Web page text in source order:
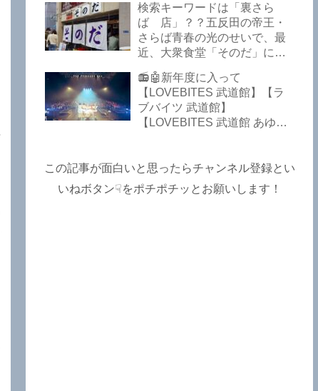
Of Control】【LOVEBITES
The Eve Of Change】
玉てやんでい、D-A-Dの新
曲、ブルース・ディッキンソ
ン情報などです～しながわロ
ックラジオ【追記複数あり】
検索キーワードは「裏さら
ば 店」？？五反田の帝王・
さらば青春の光のせいで、最
近、大衆食堂「そのだ」に入
よ…【さらば青春の光 五反田
グルメ】
📻🤖新年度に入って
【LOVEBITES 武道館】【ラ
ブバイツ 武道館】
【LOVEBITES 武道館 あゆ
2025 セトリ】【LOVEBITES
海外の反応】あたりがトレン
ドキーワードのようです。
この記事が面白いと思ったらチャンネル登録とい
いねボタン☟をポチポチッとお願いします！